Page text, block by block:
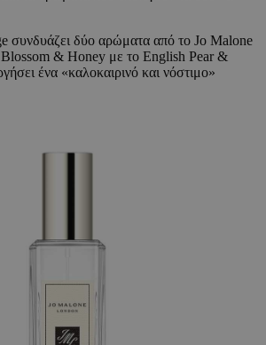
συνδυάζει δύο αρώματα από το Jo Malone
& Honey με το English Pear &
ένα «καλοκαιρινό και νόστιμο»